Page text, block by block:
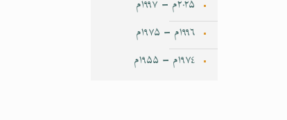
۲۰۲۵م – ۱۹۹۷م
۱۹۹٦م – ۱۹۷۵م
۱۹۷٤م – ۱۹۵۵م